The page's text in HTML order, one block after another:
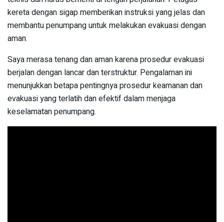
kereta dengan sigap memberikan instruksi yang jelas dan
membantu penumpang untuk melakukan evakuasi dengan
aman.
Saya merasa tenang dan aman karena prosedur evakuasi
berjalan dengan lancar dan terstruktur. Pengalaman ini
menunjukkan betapa pentingnya prosedur keamanan dan
evakuasi yang terlatih dan efektif dalam menjaga
keselamatan penumpang.